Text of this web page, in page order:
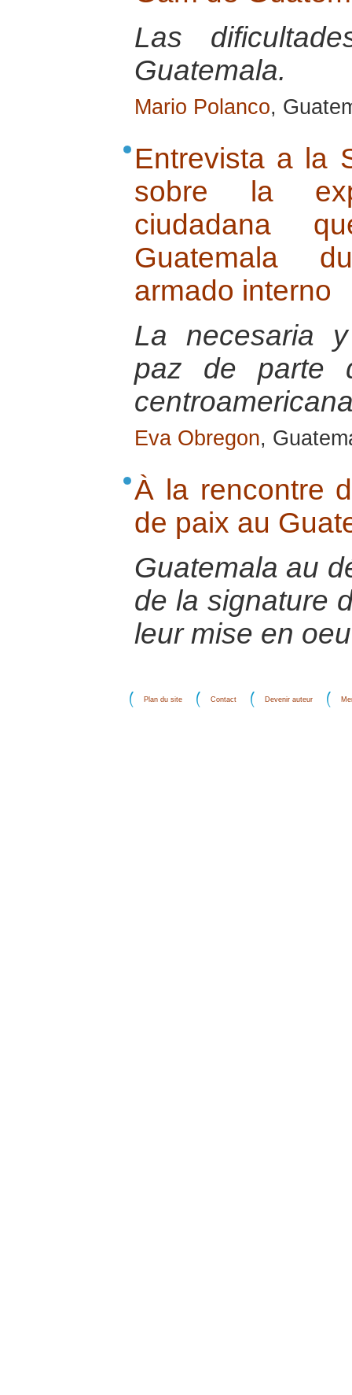
Las
Guatemala.
Mario Polanco,
Entrevista a la
sobre la
ciudadana
Guatemala
armado interno
La necesaria
paz de parte
Eva Obregon,
À la rencontre
de paix au
Guatemala au
de la signature
leur mise en
Plan du site Contact Devenir auteur